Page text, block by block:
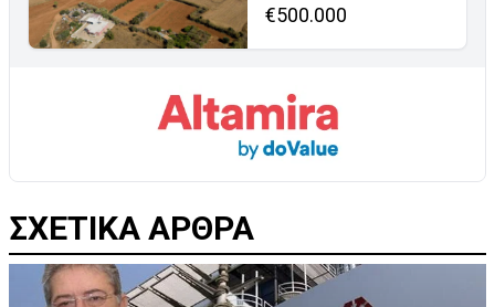
€500.000
ΣΧΕΤΙΚΑ ΑΡΘΡΑ